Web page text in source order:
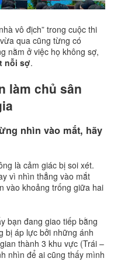
vô địch” trong cuộc thi
vừa qua cũng từng có
nằm ở việc họ không sợ,
nỗi sợ.
làm chủ sân
nhìn vào mắt, hãy
là cảm giác bị soi xét.
vì nhìn thẳng vào mắt
vào khoảng trống giữa hai
bạn đang giao tiếp bằng
bị áp lực bởi những ánh
thành 3 khu vực (Trái –
nhìn để ai cũng thấy mình